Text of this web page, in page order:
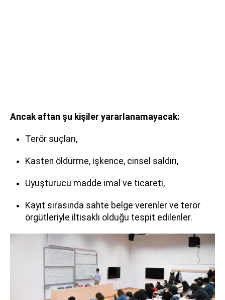
Ancak aftan şu kişiler yararlanamayacak:
Terör suçları,
Kasten öldürme, işkence, cinsel saldırı,
Uyuşturucu madde imal ve ticareti,
Kayıt sırasında sahte belge verenler ve terör
örgütleriyle iltisaklı olduğu tespit edilenler.